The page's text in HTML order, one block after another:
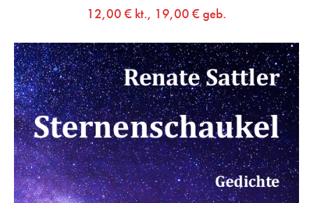
12,00 € kt., 19,00 € geb.